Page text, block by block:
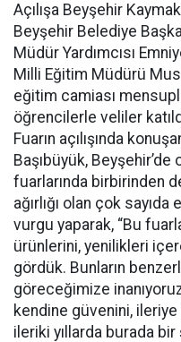
Açılışa Beyşehir
Beyşehir Belediye
Müdür Yardımcısı
Milli Eğitim Müdürü
eğitim camiası
öğrencilerle veliler
Fuarın açılışında
Başıbüyük,
fuarlarında birbirinden
ağırlığı olan çok sayıda
vurgu yaparak, “Bu
ürünlerini, yenilikleri
gördük. Bunların
göreceğimize
kendine güvenini, ileriye
ileriki yıllarda burada